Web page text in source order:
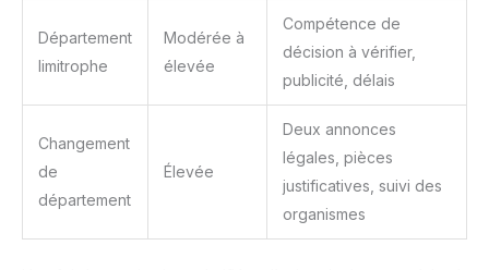
Département
limitrophe
Modérée à
élevée
Compétence de
décision à vérifier,
publicité, délais
Changement
de
département
Élevée
Deux annonces
légales, pièces
justificatives, suivi des
organismes